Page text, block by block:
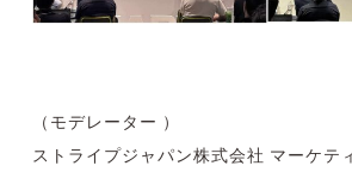
（モデレーター ）
ストライプジャパン株式会社 マーケテ